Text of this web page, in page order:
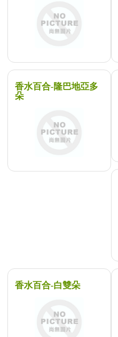
香水百合-隆巴地亞多
朵
香水百合-白雙朵